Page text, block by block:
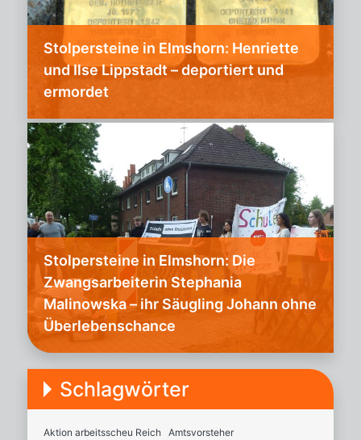
Stolpersteine in Elmshorn: Henriette
und Ilse Lippstadt – deportiert und
ermordet
Stolpersteine in Elmshorn: Die
Zwangsarbeiterin Stephania
Malinowska – ihr Säugling Johann ohne
Überlebenschance
Schlagwörter
Aktion arbeitsscheu Reich Amtsvorsteher